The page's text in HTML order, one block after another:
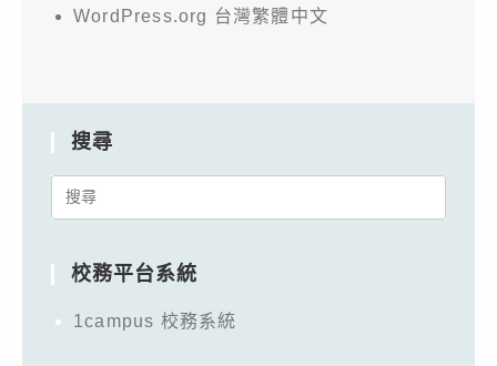
WordPress.org 台灣繁體中文
搜尋
Search
校務平台系統
1campus 校務系統